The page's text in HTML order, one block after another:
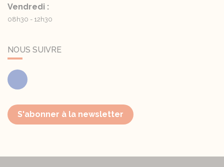
Vendredi :
08h30 - 12h30
NOUS SUIVRE
Facebook
S'abonner à la newsletter